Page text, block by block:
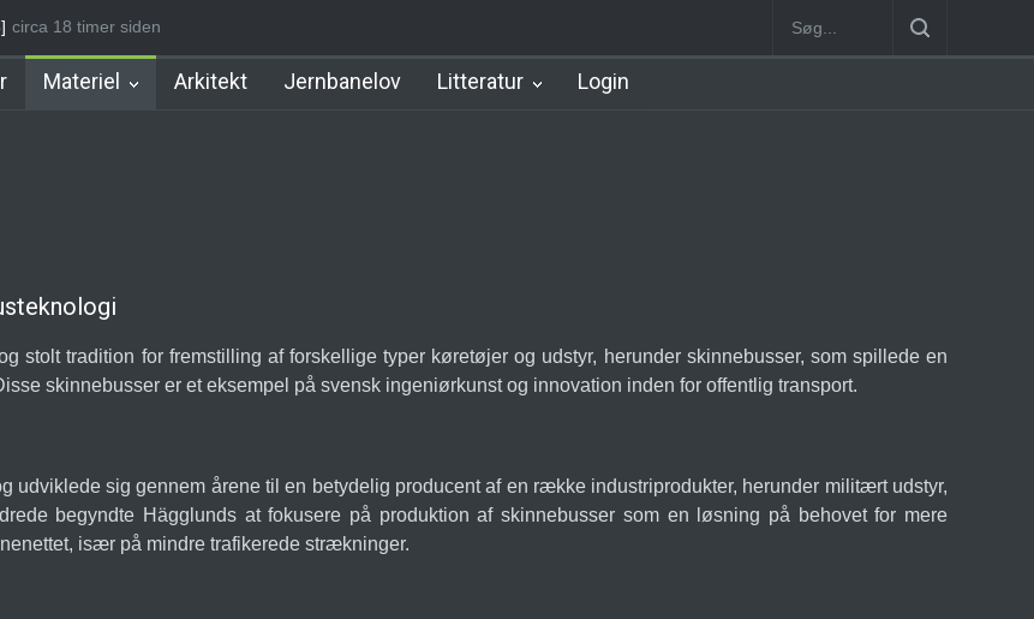
Station Klampenborgbane Station Lyngby Station [1863-1891]
siden
Materiel Arkitekt Jernbanelov Litteratur Login
stolt tradition for fremstilling af forskellige typer køretøjer og udstyr, herunder skinnebusser, som spillede en
skinnebusser er et eksempel på svensk ingeniørkunst og innovation inden for offentlig transport.
udviklede sig gennem årene til en betydelig producent af en række industriprodukter, herunder militært udstyr,
begyndte Hägglunds at fokusere på produktion af skinnebusser som en løsning på behovet for mere
især på mindre trafikerede strækninger.